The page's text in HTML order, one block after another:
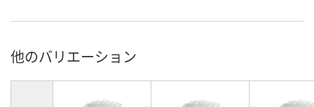
他のバリエーション